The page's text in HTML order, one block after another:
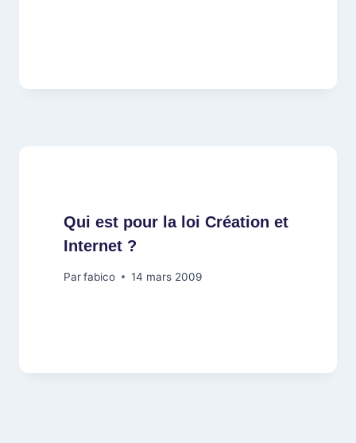
Qui est pour la loi Création et
Internet ?
Parfabico 14 mars 2009